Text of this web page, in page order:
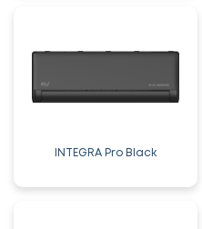
INTEGRA Pro Black